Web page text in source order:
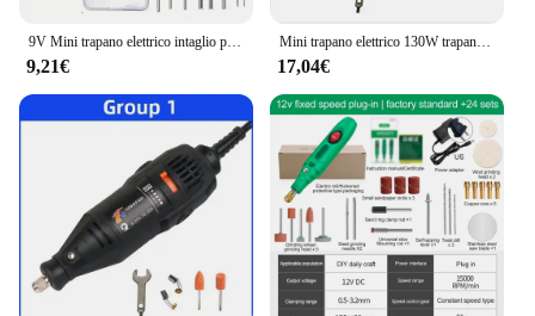
9V Mini trapano elettrico intaglio penna Kit di strumenti rotanti a velocità variabile incisore per levigatura lucidatura
9,21€
Mini trapano elettrico 130W trapano 30000rpm utensili rotanti a velocità variabile incisore elettrico per Dremel 4000 3000
17,04€